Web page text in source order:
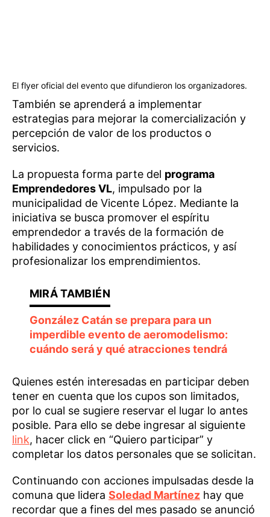
El flyer oficial del evento que difundieron los organizadores.
También se aprenderá a implementar
estrategias para mejorar la comercialización y
percepción de valor de los productos o
servicios.
La propuesta forma parte del programa
Emprendedores VL, impulsado por la
municipalidad de Vicente López. Mediante la
iniciativa se busca promover el espíritu
emprendedor a través de la formación de
habilidades y conocimientos prácticos, y así
profesionalizar los emprendimientos.
González Catán se prepara para un
imperdible evento de aeromodelismo:
cuándo será y qué atracciones tendrá
Quienes estén interesadas en participar deben
tener en cuenta que los cupos son limitados,
por lo cual se sugiere reservar el lugar lo antes
posible. Para ello se debe ingresar al siguiente
link, hacer click en “Quiero participar” y
completar los datos personales que se solicitan.
Continuando con acciones impulsadas desde la
comuna que lidera Soledad Martínez hay que
recordar que a fines del mes pasado se anunció